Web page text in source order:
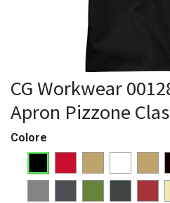
CG Workwear
Apron Pizzone
Colore